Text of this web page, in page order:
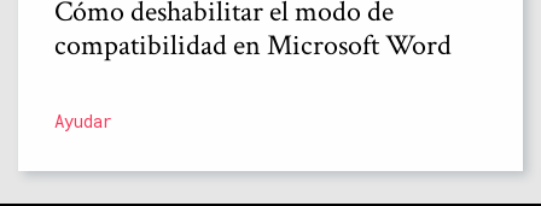
Cómo deshabilitar el modo de
compatibilidad en Microsoft Word
Ayudar